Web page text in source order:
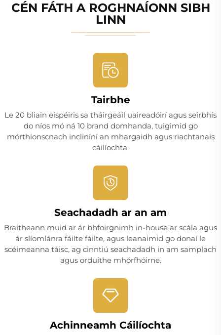
CÉN FÁTH A ROGHNAÍONN SIBH
LINN
Tairbhe
Le 20 bliain eispéiris sa tháirgeáil uaireadóirí agus seirbhís
do níos mó ná 10 brand domhanda, tuigimid go
mórthionscnach incliníní an mhargaidh agus riachtanais
cáilíochta.
Seachadadh ar an am
Braitheann muid ar ár bhfoirgnimh in-house ar scála agus
ár slíomlánra fáilte fáilte, agus leanaimid go donaí le
scéimeanna táisc, ag cinntiú seachadadh in am samplach
agus orduithe mhórfhóirne.
Achinneamh Cáilíochta